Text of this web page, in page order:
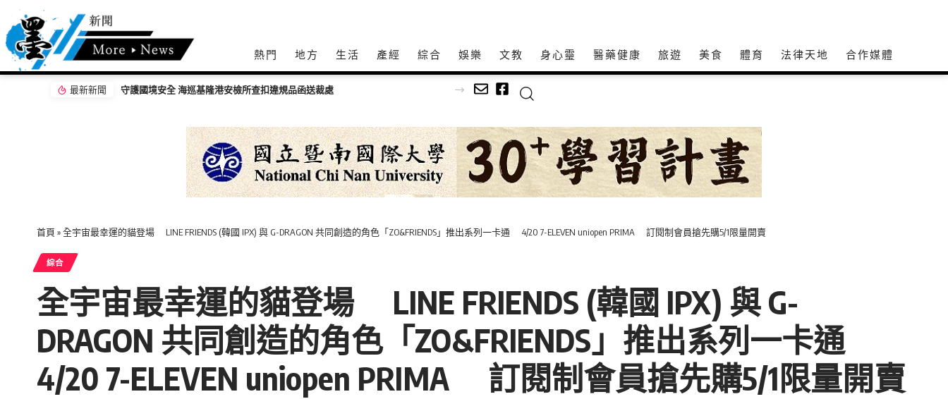
熱門 地方 生活 產經 綜合 娛樂 文教 身心𩆜 醫藥健康 旅遊 美食 體育 法律天地 合作媒體
最新新聞 守護國境安全 海巡基隆港安檢所查扣違規品函送裁處
首頁 »全宇宙最幸運的貓登場 LINE FRIENDS (韓國 IPX) 與 G-DRAGON 共同創造的角色「ZO&FRIENDS」推出系列一卡通 4/20 7-ELEVEN uniopen PRIMA 訂閱制會員搶先購5/1限量開賣
綜合
全宇宙最幸運的貓登場 LINE FRIENDS (韓國 IPX) 與 G-
DRAGON 共同創造的角色「ZO&FRIENDS」推出系列一卡通
4/20 7-ELEVEN uniopen PRIMA 訂閱制會員搶先購5/1限量開賣